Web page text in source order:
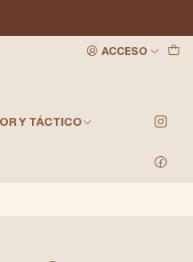
ACCESO
Y TÁCTICO